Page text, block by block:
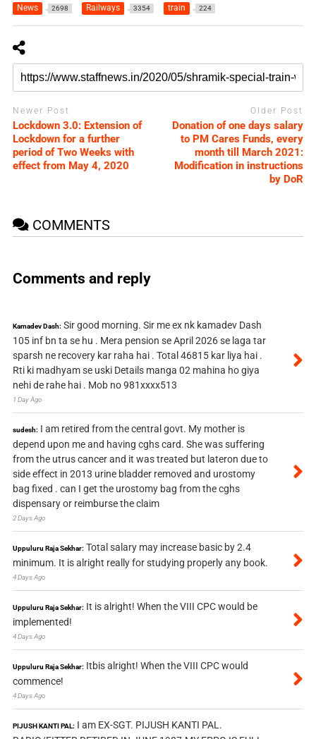
News 2698 Railways 3354 train 224
Newer Post
Lockdown 3.0: Extension of
Lockdown for a further
period of Two Weeks with
effect from May 4, 2020
Older Post
Donation of one days salary
to PM Cares Funds, every
month till March 2021:
Modification in instructions
by DoR
COMMENTS
Comments and reply
Kamadev Dash: Sir good morning. Sir me ex nk kamadev Dash
105 inf bn ta se hu . Mera pension se April 2026 se laga tar
sparsh ne recovery kar raha hai . Total 46815 kar liya hai .
Rti ki madhyam se uski Details manga 02 mahina ho giya
nehi de rahe hai . Mob no 981xxxx513
1 Day Ago
sudesh: I am retired from the central govt. My mother is
depend upon me and having cghs card. She was suffering
from the utrus cancer and it was treated but lateron due to
side effect in 2013 urine bladder removed and urostomy
bag fixed . can I get the urostomy bag from the cghs
dispensary or reimburse the claim
2 Days Ago
Uppuluru Raja Sekhar: Total salary may increase basic by 2.4
minimum. It is alright really for studying properly any book.
4 Days Ago
Uppuluru Raja Sekhar: It is alright! When the VIII CPC would be
implemented!
4 Days Ago
Uppuluru Raja Sekhar: Itbis alright! When the VIII CPC would
commence!
4 Days Ago
PIJUSH KANTI PAL: I am EX-SGT. PIJUSH KANTI PAL.